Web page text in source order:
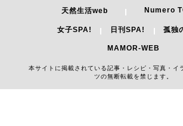
天然生活web
Numero
女子SPA! 日刊SPA! 孤独
MAMOR-WEB
本サイトに掲載されている記事・レシピ・写真・イ
ツの無断転載を禁じます。